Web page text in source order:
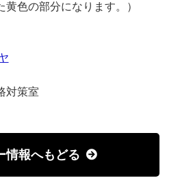
色の部分になります。）
対策室
情報へもどる